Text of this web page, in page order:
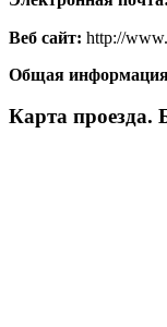
Веб сайт: http://
Общая
Карта проезда.